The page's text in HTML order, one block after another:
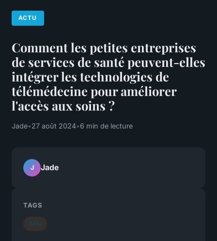
ACTU
Comment les petites entreprises
de services de santé peuvent-elles
intégrer les technologies de
télémédecine pour améliorer
l'accès aux soins ?
Jade•27 août 2024•6 min de lecture
J Jade
TAGS
Actu